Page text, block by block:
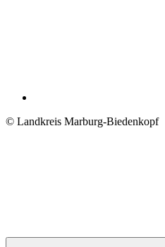
© Landkreis Marburg-Biedenkopf